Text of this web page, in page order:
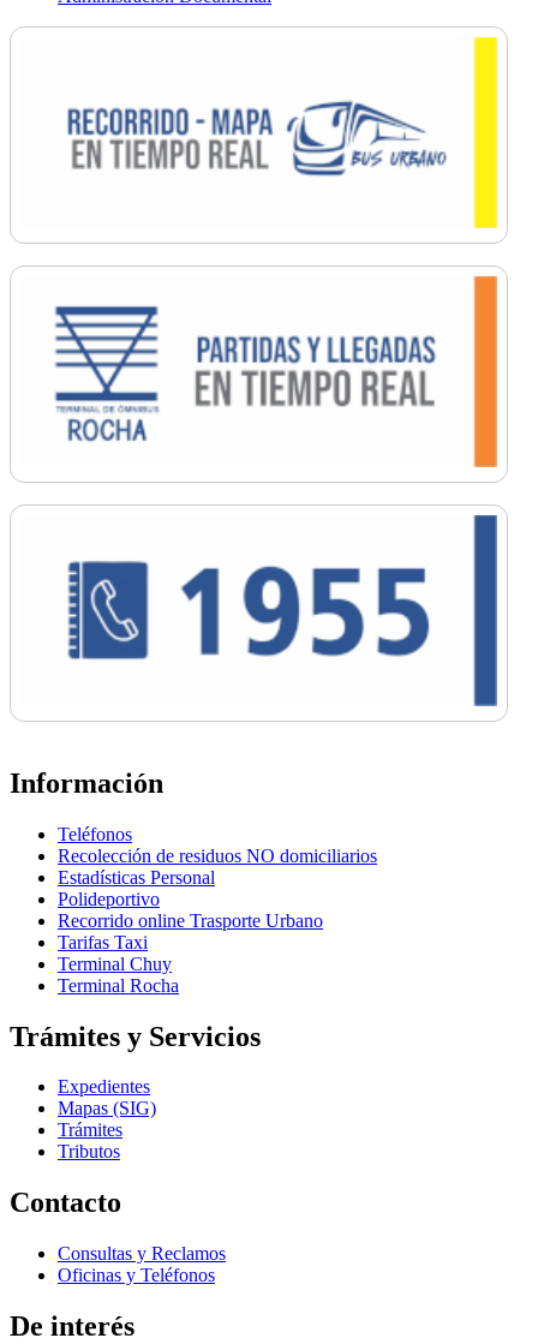
Información
Teléfonos
Recolección de residuos NO domiciliarios
Estadísticas Personal
Polideportivo
Recorrido online Trasporte Urbano
Tarifas Taxi
Terminal Chuy
Terminal Rocha
Trámites y Servicios
Expedientes
Mapas (SIG)
Trámites
Tributos
Contacto
Consultas y Reclamos
Oficinas y Teléfonos
De interés